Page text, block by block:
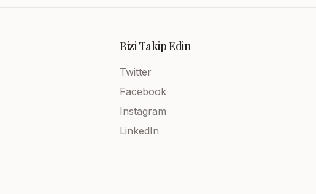
Bizi Takip Edin
Twitter
Facebook
Instagram
LinkedIn